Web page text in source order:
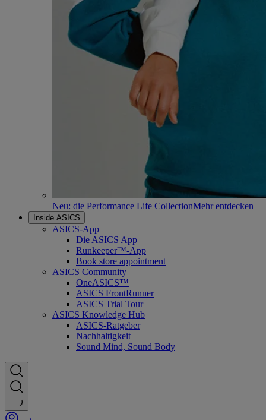
Neu: die Performance Life CollectionMehr entdecken
Inside ASICS
ASICS-App
Die ASICS App
Runkeeper™-App
Book store appointment
ASICS Community
OneASICS™
ASICS FrontRunner
ASICS Trial Tour
ASICS Knowledge Hub
ASICS-Ratgeber
Nachhaltigkeit
Sound Mind, Sound Body